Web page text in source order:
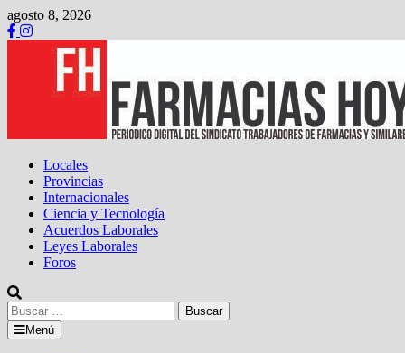
Saltar
al
contenido
agosto 8, 2026
Locales
Provincias
Internacionales
Ciencia y Tecnología
Acuerdos Laborales
Leyes Laborales
Foros
Buscar:
Menú